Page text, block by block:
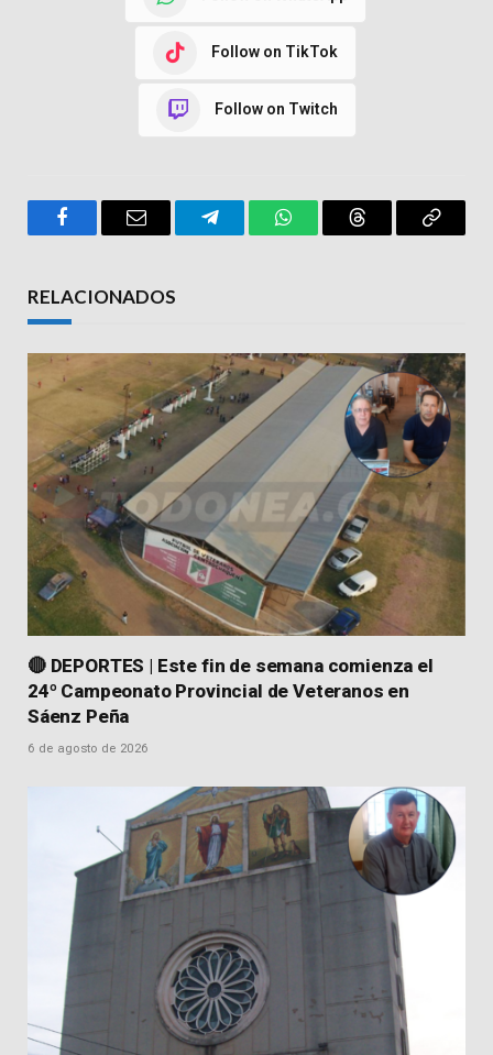
Follow on TikTok
Follow on Twitch
FacebookEmail TelegramWhatsAppThreads Copy
RELACIONADOS
🔴 DEPORTES | Este fin de semana comienza el
24º Campeonato Provincial de Veteranos en
Sáenz Peña
6 de agosto de 2026